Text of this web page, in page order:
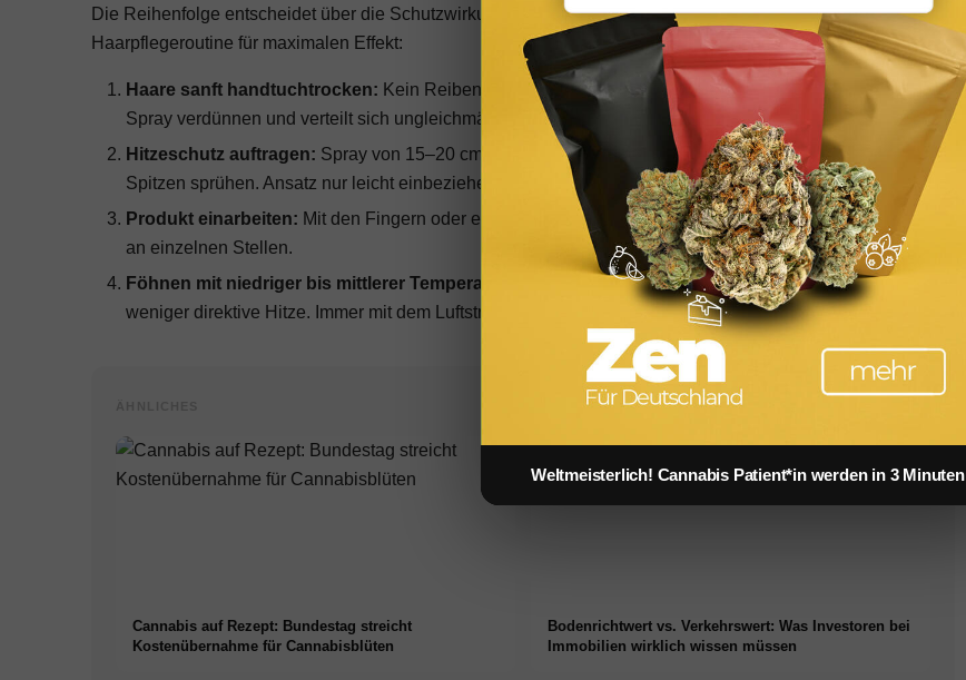
Die Reihenfolge entscheidet über die Schutzwirkung. Kombiniere Hitzeschutz mit einer guten
Haarpflegeroutine für maximalen Effekt:
Haare sanft handtuchtrocken: Kein Reiben, sondern ausdrücken. Zu nasses Haar lässt Hitzeschutz-
Spray verdünnen und verteilt sich ungleichmäßig.
Hitzeschutz auftragen: Spray von 15–20 cm Abstand auf alle Haarsträhnen von den Längen bis zu den
Spitzen sprühen. Ansatz nur leicht einbeziehen (Fettigkeitsrisiko).
Produkt einarbeiten: Mit den Fingern oder einem Kamm gleichmäßig verteilen — kein Klumpen-Effekt
an einzelnen Stellen.
Föhnen mit niedriger bis mittlerer Temperatur:
Möglichst unter 180°C bleiben. Diffusor für Locken nutzt
weniger direktive Hitze. Immer mit dem Luftstrom, nicht entgegen der Haarrichtung.
Cannabis auf Rezept: Bundestag streicht
Kostenübernahme für Cannabisblüten
Bodenrichtwert vs. Verkehrswert: Was Investoren bei
Immobilien wirklich wissen müssen
Weltmeisterlich! Cannabis Patient*in werden in 3 Minuten